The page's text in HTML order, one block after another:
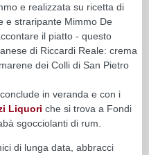
e realizzata su ricetta di
e straripante Mimmo De
il piatto - questo
di Riccardi Reale: crema
dei Colli di San Pietro
in veranda e con i
Liquori che si trova a Fondi
sgocciolanti di rum.
di lunga data, abbracci